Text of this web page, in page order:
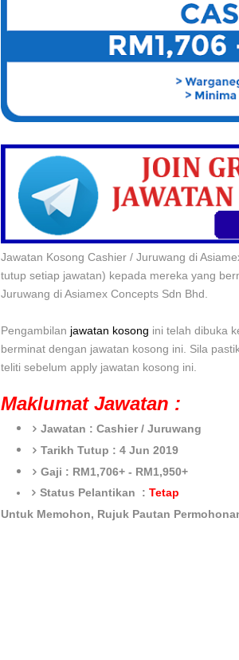
Jawatan Kosong Cashier / Juruwang di
tutup setiap jawatan) kepada mereka yang
Juruwang di Asiamex Concepts Sdn Bhd.
Pengambilan jawatan kosong ini telah dibuka
berminat dengan jawatan kosong ini. Sila
teliti sebelum apply jawatan kosong ini.
Maklumat Jawatan :
Jawatan : Cashier / Juruwang
Tarikh Tutup : 4 Jun 2019
Gaji : RM1,706+ - RM1,950+
Status Pelantikan : Tetap
Untuk Memohon, Rujuk Pautan